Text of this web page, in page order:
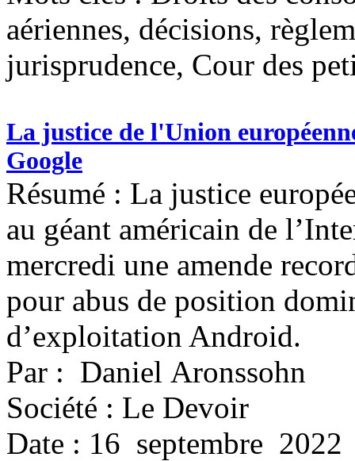
aériennes, décisions,
jurisprudence, Cour des
La justice de l'Union
Google
Résumé : La justice
au géant américain de
mercredi une amende
pour abus de position
d’exploitation Android.
Par : Daniel Aronssohn
Société : Le Devoir
Date : 16 septembre 2022